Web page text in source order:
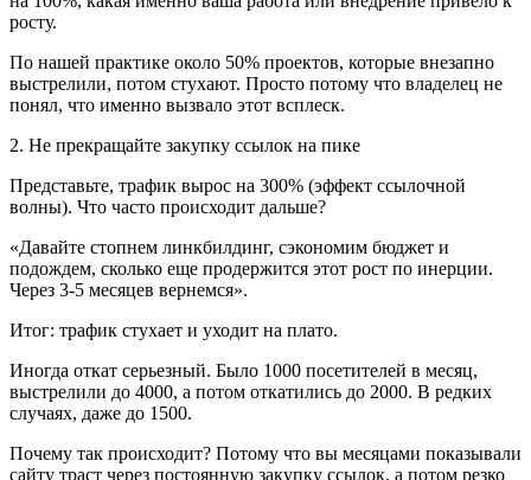
росту.
По нашей практике около 50% проектов, которые внезапно
выстрелили, потом стухают. Просто потому что владелец не
понял, что именно вызвало этот всплеск.
2. Не прекращайте закупку ссылок на пике
Представьте, трафик вырос на 300% (эффект ссылочной
волны). Что часто происходит дальше?
«Давайте стопнем линкбилдинг, сэкономим бюджет и
подождем, сколько еще продержится этот рост по инерции.
Через 3-5 месяцев вернемся».
Итог: трафик стухает и уходит на плато.
Иногда откат серьезный. Было 1000 посетителей в месяц,
выстрелили до 4000, а потом откатились до 2000. В редких
случаях, даже до 1500.
Почему так происходит? Потому что вы месяцами показывали
сайту траст через постоянную закупку ссылок, а потом резко